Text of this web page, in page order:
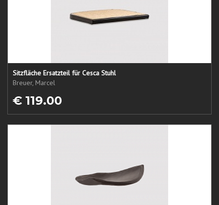
Sitzfläche Ersatzteil für Cesca Stuhl
Breuer, Marcel
€ 119.00